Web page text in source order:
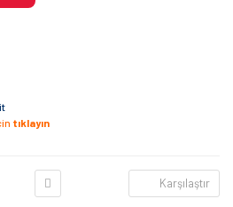
tıklayın
Karşılaştır